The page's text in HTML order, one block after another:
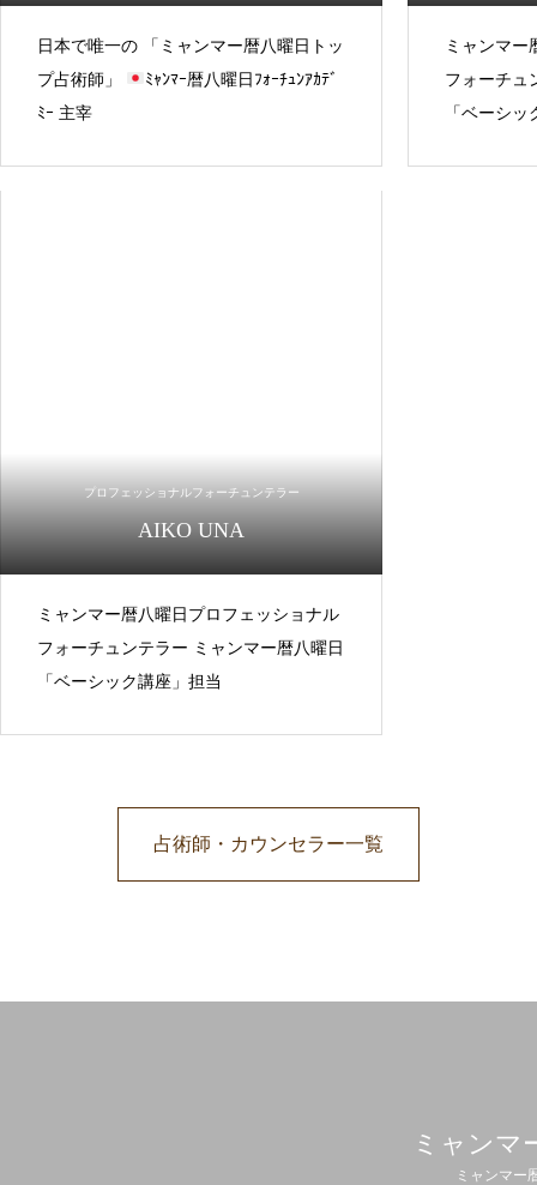
日本で唯一の 「ミャンマー暦八曜日トッ
プ占術師」
ﾐｬﾝﾏｰ暦八曜日ﾌｫｰﾁｭﾝｱｶﾃﾞ
ﾐｰ 主宰
ミャンマー
フォーチュ
「ベーシ
プロフェッショナルフォーチュンテラー
AIKO UNA
ミャンマー暦八曜日プロフェッショナル
フォーチュンテラー ミャンマー暦八曜日
「ベーシック講座」担当
占術師・カウンセラー一覧
ミャンマ
ミャンマー